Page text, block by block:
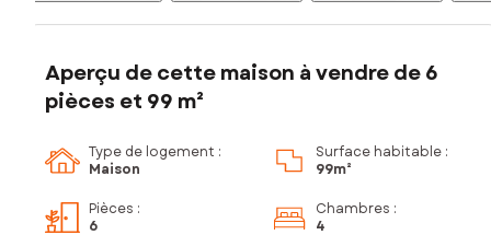
Aperçu de cette maison à vendre de 6
pièces et 99 m²
Type de logement :
Maison
Surface habitable :
99m²
Pièces :
6
Chambres :
4